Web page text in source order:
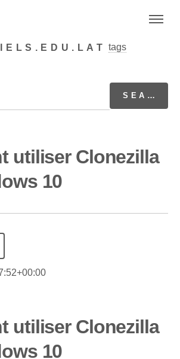
tags
utiliser Clonezilla
10
utiliser Clonezilla
10